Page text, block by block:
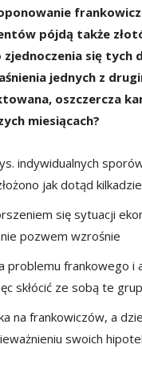
pójdą także
się
jednych z
oszczercza
miesiącach?
indywidualnych
jak dotąd
się sytuacji
pozwem wzrośnie
problemu frankowego i
skłócić ze sobą te
na frankowiczów, a
swoich